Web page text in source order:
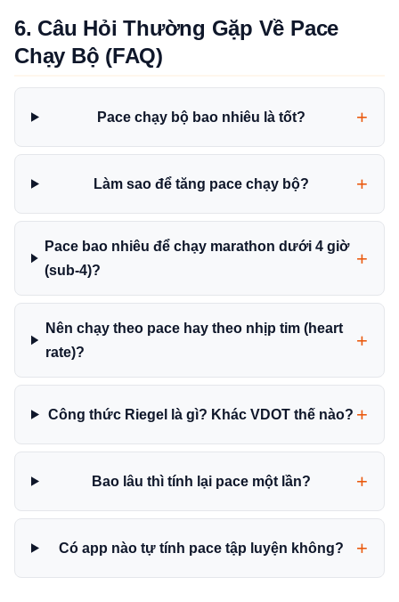
6. Câu Hỏi Thường Gặp Về Pace
Chạy Bộ (FAQ)
Pace chạy bộ bao nhiêu là tốt?
Làm sao để tăng pace chạy bộ?
Pace bao nhiêu để chạy marathon dưới 4 giờ
(sub-4)?
Nên chạy theo pace hay theo nhịp tim (heart
rate)?
Công thức Riegel là gì? Khác VDOT thế nào?
Bao lâu thì tính lại pace một lần?
Có app nào tự tính pace tập luyện không?